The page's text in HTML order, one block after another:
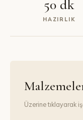
50 dk
HAZIRLIK
Üzerine tıklayarak